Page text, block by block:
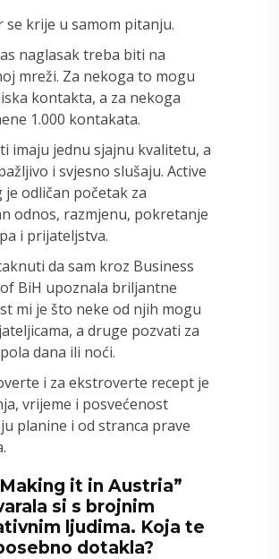
se krije u samom pitanju.
naglasak treba biti na
mreži. Za nekoga to mogu
kontakta, a za nekoga
1.000 kontakata.
imaju jednu sjajnu kvalitetu, a
i svjesno slušaju. Active
je odličan početak za
odnos, razmjenu, pokretanje
i prijateljstva.
da sam kroz Business
BiH upoznala briljantne
mi je što neke od njih mogu
a druge pozvati za
dana ili noći.
i za ekstroverte recept je
vrijeme i posvećenost
planine i od stranca prave
it in Austria”
si s brojnim
ljudima. Koja te
dotakla?